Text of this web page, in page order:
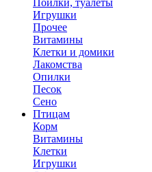
Поилки, туалеты
Игрушки
Прочее
Витамины
Клетки и домики
Лакомства
Опилки
Песок
Сено
Птицам
Корм
Витамины
Клетки
Игрушки